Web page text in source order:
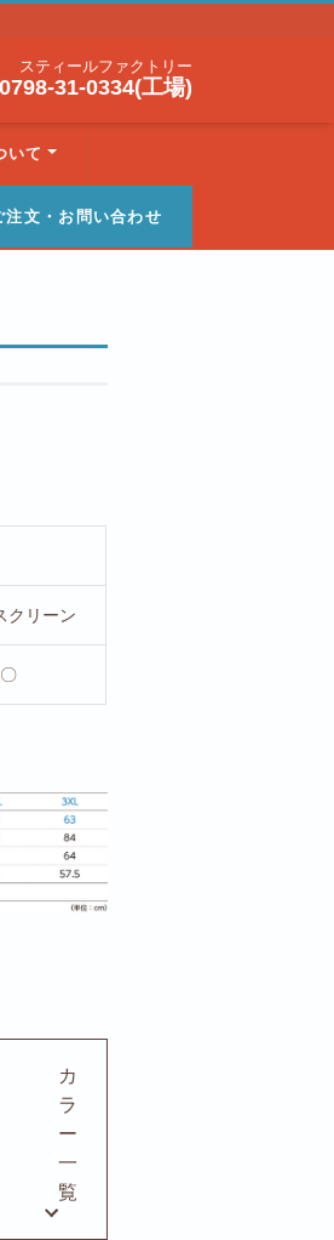
スティールファクトリー
31-0334(工場)
いて
注文・お問い合わせ
クリーン
〇
カ
ラ
ー
一
覧